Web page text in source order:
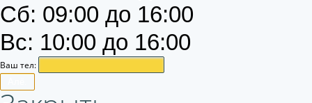
Сб: 09:00 до 16:00
Вс: 10:00 до 16:00
Ваш тел: